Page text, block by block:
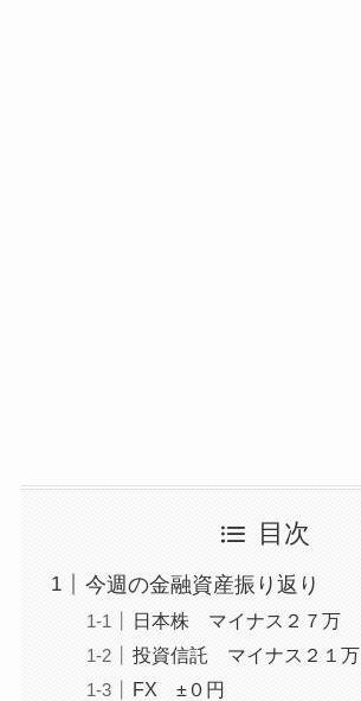
目次
今週の金融資産振り返り
日本株 マイナス２７万
投資信託 マイナス２１万
FX ±０円